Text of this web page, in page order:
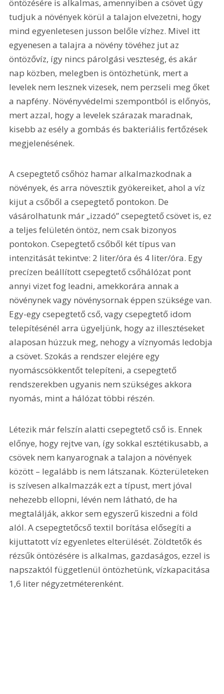
öntözésére is alkalmas, amennyiben a csövet úgy
tudjuk a növények körül a talajon elvezetni, hogy
mind egyenletesen jusson belőle vízhez. Mivel itt
egyenesen a talajra a növény tövéhez jut az
öntözővíz, így nincs párolgási veszteség, és akár
nap közben, melegben is öntözhetünk, mert a
levelek nem lesznek vizesek, nem perzseli meg őket
a napfény. Növényvédelmi szempontból is előnyös,
mert azzal, hogy a levelek szárazak maradnak,
kisebb az esély a gombás és bakteriális fertőzések
megjelenésének.
A csepegtető csőhöz hamar alkalmazkodnak a
növények, és arra növesztik gyökereiket, ahol a víz
kijut a csőből a csepegtető pontokon. De
vásárolhatunk már „izzadó” csepegtető csövet is, ez
a teljes felületén öntöz, nem csak bizonyos
pontokon. Csepegtető csőből két típus van
intenzitását tekintve: 2 liter/óra és 4 liter/óra. Egy
precízen beállított csepegtető csőhálózat pont
annyi vizet fog leadni, amekkorára annak a
növénynek vagy növénysornak éppen szüksége van.
Egy-egy csepegtető cső, vagy csepegtető idom
telepítésénél arra ügyeljünk, hogy az illesztéseket
alaposan húzzuk meg, nehogy a víznyomás ledobja
a csövet. Szokás a rendszer elejére egy
nyomáscsökkentőt telepíteni, a csepegtető
rendszerekben ugyanis nem szükséges akkora
nyomás, mint a hálózat többi részén.
Létezik már felszín alatti csepegtető cső is. Ennek
előnye, hogy rejtve van, így sokkal esztétikusabb, a
csövek nem kanyarognak a talajon a növények
között – legalább is nem látszanak. Közterületeken
is szívesen alkalmazzák ezt a típust, mert jóval
nehezebb ellopni, lévén nem látható, de ha
megtalálják, akkor sem egyszerű kiszedni a föld
alól. A csepegtetőcső textil borítása elősegíti a
kijuttatott víz egyenletes elterülését. Zöldtetők és
rézsűk öntözésére is alkalmas, gazdaságos, ezzel is
napszaktól függetlenül öntözhetünk, vízkapacitása
1,6 liter négyzetméterenként.